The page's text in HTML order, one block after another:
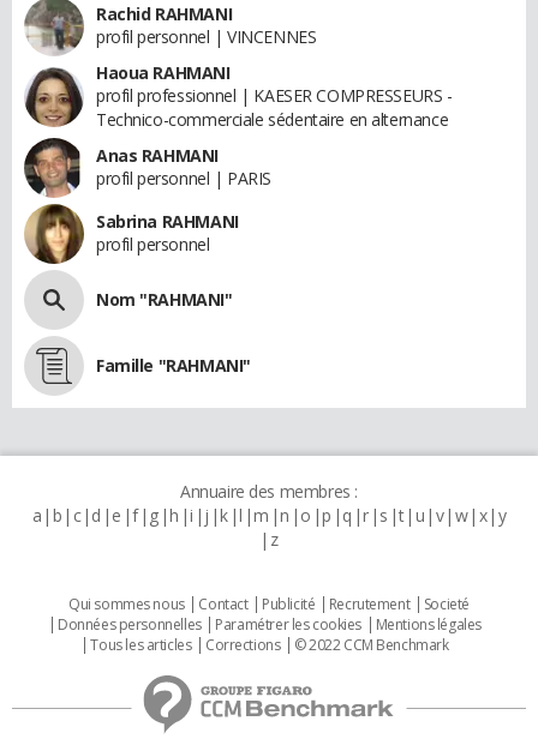
Rachid RAHMANI
profil personnel | VINCENNES
Haoua RAHMANI
profil professionnel | KAESER COMPRESSEURS -
Technico-commerciale sédentaire en alternance
Anas RAHMANI
profil personnel | PARIS
Sabrina RAHMANI
profil personnel
Nom "RAHMANI"
Famille "RAHMANI"
Annuaire des membres :
a b c d e f g h i j k l m n o p q r s t u v w x y
z
Qui sommes nous Contact Publicité Recrutement
Societé
Données personnelles
Paramétrer les cookies
Mentions légales
Tous les articles
Corrections © 2022 CCM Benchmark